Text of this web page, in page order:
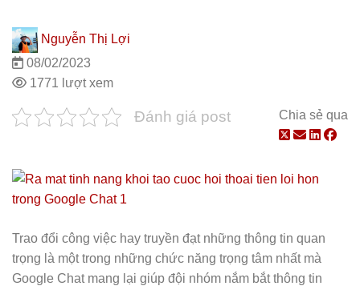
Nguyễn Thị Lợi
08/02/2023
1771 lượt xem
Đánh giá post Chia sẻ qua
Trao đổi công việc hay truyền đạt những thông tin quan
trọng là một trong những chức năng trọng tâm nhất mà
Google Chat mang lại giúp đội nhóm nắm bắt thông tin